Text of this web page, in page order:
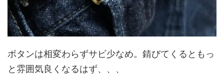
ボタンは相変わらずサビ少なめ。錆びてくるともっ
と雰囲気良くなるはず、、、